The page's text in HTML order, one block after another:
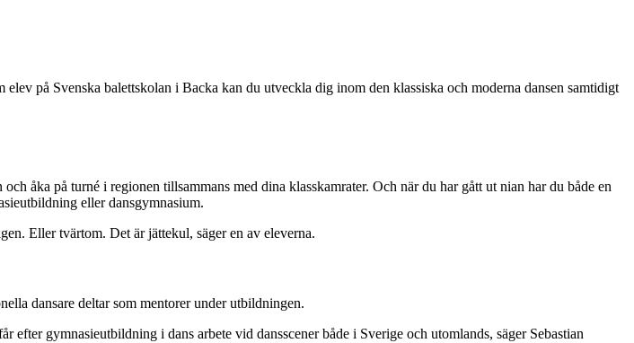
på Svenska balettskolan i Backa kan du utveckla dig inom den klassiska och moderna dansen samtidigt
åka på turné i regionen tillsammans med dina klasskamrater. Och när du har gått ut nian har du både en
eller dansgymnasium.
Eller tvärtom. Det är jättekul, säger en av eleverna.
dansare deltar som mentorer under utbildningen.
gymnasieutbildning i dans arbete vid dansscener både i Sverige och utomlands, säger Sebastian